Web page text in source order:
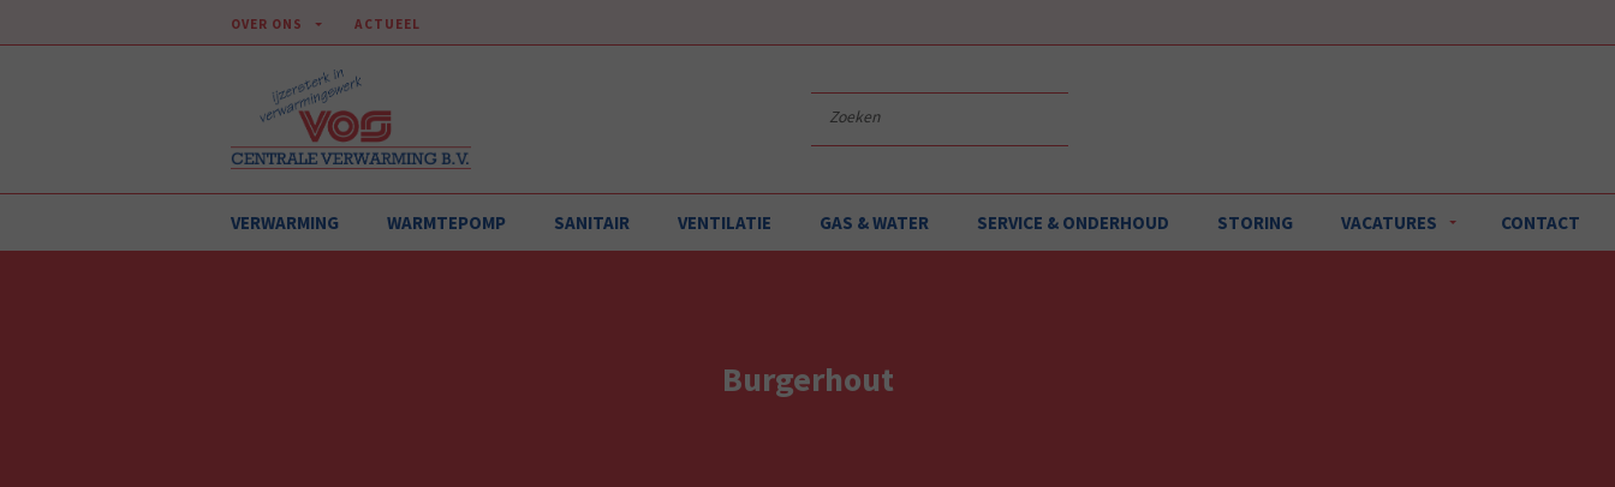
OVER ONS ACTUEEL
VERWARMING WARMTEPOMP SANITAIR VENTILATIE GAS & WATER SERVICE & ONDERHOUD STORING VACATURES CONTACT
Burgerhout